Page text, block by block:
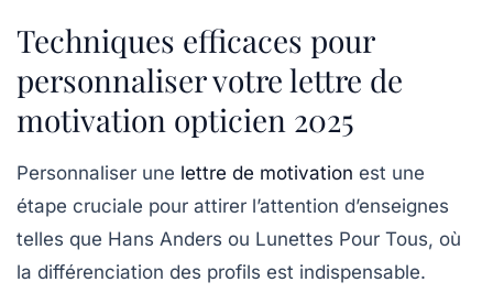
Techniques efficaces pour
personnaliser votre lettre de
motivation opticien 2025
Personnaliser une lettre de motivation est une
étape cruciale pour attirer l’attention d’enseignes
telles que Hans Anders ou Lunettes Pour Tous, où
la différenciation des profils est indispensable.